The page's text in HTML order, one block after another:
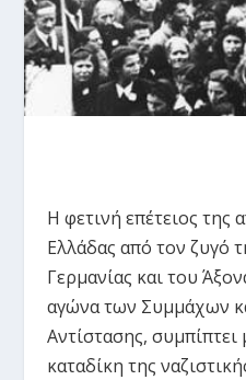
Η φετινή επέτειος της
Ελλάδας από τον ζυγό
Γερμανίας και του
αγώνα των Συμμάχων
Αντίστασης, συμπίπτει
καταδίκη της